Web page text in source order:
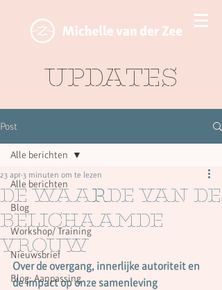
Updates
Post
Alle berichten
Blog
Workshop/ Training
Nieuwsbrief
Blog: Aanpassing
Alle berichten
De waarde van de
Belichaamde
vrouw
23 apr 3 minuten om te lezen
Over de overgang, innerlijke autoriteit en
de impact op onze samenleving